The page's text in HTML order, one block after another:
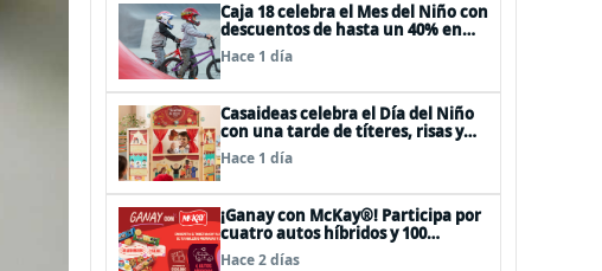
Caja 18 celebra el Mes del Niño con
descuentos de hasta un 40% en
panoramas, cine, shows y
streaming
Hace 1 día
Casaideas celebra el Día del Niño
con una tarde de títeres, risas y
sorpresas en el Mall Plaza Vespucio
Hace 1 día
¡Ganay con McKay®! Participa por
cuatro autos híbridos y 100
premios de $500.000
Hace 2 días